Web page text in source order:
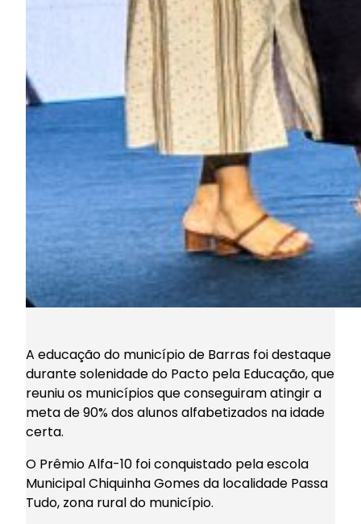
A educação do município de Barras foi destaque
durante solenidade do Pacto pela Educação, que
reuniu os municípios que conseguiram atingir a
meta de 90% dos alunos alfabetizados na idade
certa.
O Prêmio Alfa-10 foi conquistado pela escola
Municipal Chiquinha Gomes da localidade Passa
Tudo, zona rural do município.